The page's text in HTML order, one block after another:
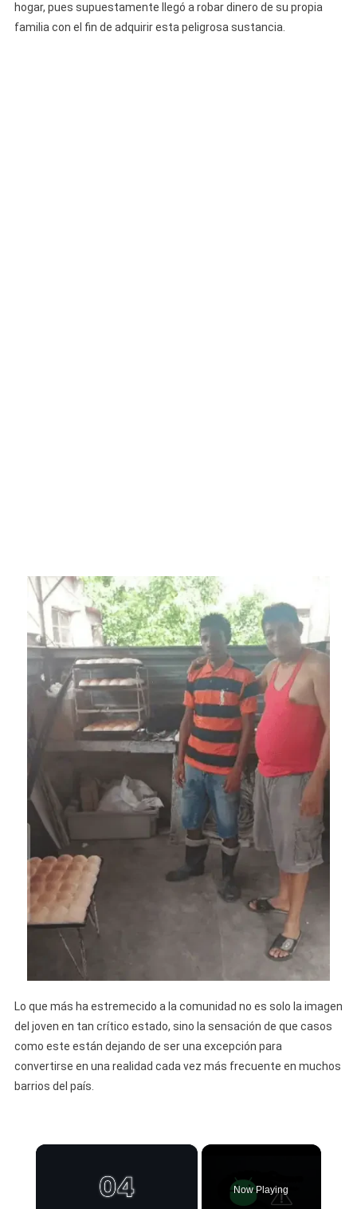
hogar, pues supuestamente llegó a robar dinero de su propia
familia con el fin de adquirir esta peligrosa sustancia.
Lo que más ha estremecido a la comunidad no es solo la imagen
del joven en tan crítico estado, sino la sensación de que casos
como este están dejando de ser una excepción para
convertirse en una realidad cada vez más frecuente en muchos
barrios del país.
×
Now Playing